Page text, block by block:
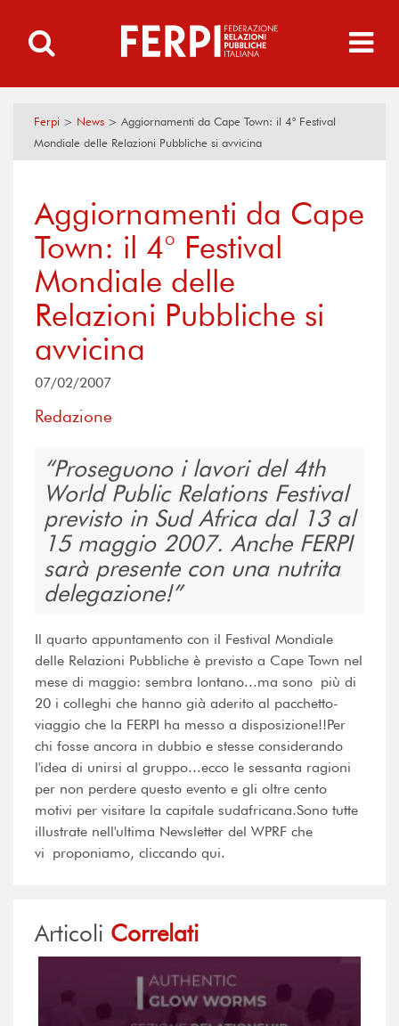
Ferpi > News > Aggiornamenti da Cape Town: il 4° Festival
Mondiale delle Relazioni Pubbliche si avvicina
Aggiornamenti da Cape
Town: il 4° Festival
Mondiale delle
Relazioni Pubbliche si
avvicina
07/02/2007
Redazione
Proseguono i lavori del 4th
World Public Relations Festival
previsto in Sud Africa dal 13 al
15 maggio 2007. Anche FERPI
sarà presente con una nutrita
delegazione!
Il quarto appuntamento con il Festival Mondiale
delle Relazioni Pubbliche è previsto a Cape Town nel
mese di maggio: sembra lontano...ma sono più di
20 i colleghi che hanno già aderito al pacchetto-
viaggio che la FERPI ha messo a disposizione!!Per
chi fosse ancora in dubbio e stesse considerando
l'idea di unirsi al gruppo...ecco le sessanta ragioni
per non perdere questo evento e gli oltre cento
motivi per visitare la capitale sudafricana.Sono tutte
illustrate nell'ultima Newsletter del WPRF che
vi proponiamo, cliccando qui.
Articoli Correlati